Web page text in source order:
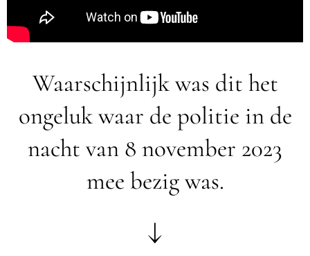
Waarschijnlijk was dit het
ongeluk waar de politie in de
nacht van 8 november 2023
mee bezig was.
↓